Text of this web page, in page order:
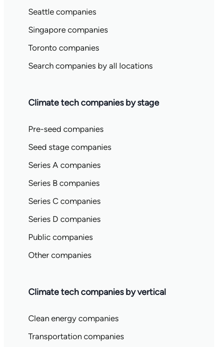
Seattle companies
Singapore companies
Toronto companies
Search companies by all locations
Climate tech companies by stage
Pre-seed companies
Seed stage companies
Series A companies
Series B companies
Series C companies
Series D companies
Public companies
Other companies
Climate tech companies by vertical
Clean energy companies
Transportation companies